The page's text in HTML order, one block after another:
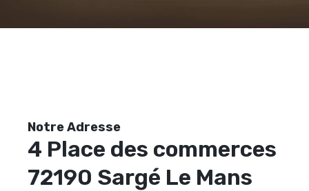
Notre Adresse
4 Place des commerces
72190 Sargé Le Mans